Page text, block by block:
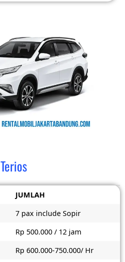
Terios
JUMLAH
7 pax include Sopir
Rp 500.000 / 12 jam
Rp 600.000-750.000/ Hr